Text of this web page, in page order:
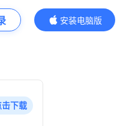
安装电脑版
内容更精彩
击下载